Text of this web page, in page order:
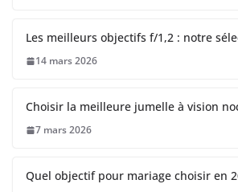
Les meilleurs objectifs f/1,2 : notre
14 mars 2026
Choisir la meilleure jumelle à vision
7 mars 2026
Quel objectif pour mariage choisir en